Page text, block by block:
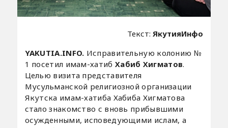
Текст:ЯкутияИнфо
YAKUTIA.INFO. Исправительную колонию №
1 посетил имам-хатиб Хабиб Хигматов.
Целью визита представителя
Мусульманской религиозной организации
Якутска имам-хатиба Хабиба Хигматова
стало знакомство с вновь прибывшими
осужденными, исповедующими ислам, а